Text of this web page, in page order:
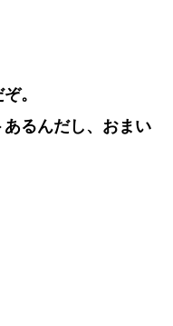
。
るんだし、おまい